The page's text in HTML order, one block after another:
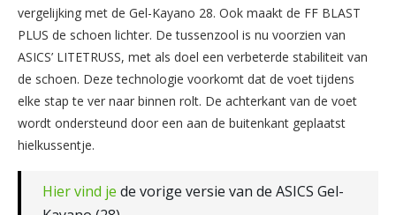
vergelijking met de Gel-Kayano 28. Ook maakt de FF BLAST
PLUS de schoen lichter. De tussenzool is nu voorzien van
ASICS’ LITETRUSS, met als doel een verbeterde stabiliteit van
de schoen. Deze technologie voorkomt dat de voet tijdens
elke stap te ver naar binnen rolt. De achterkant van de voet
wordt ondersteund door een aan de buitenkant geplaatst
hielkussentje.
Hier vind je de vorige versie van de ASICS Gel-